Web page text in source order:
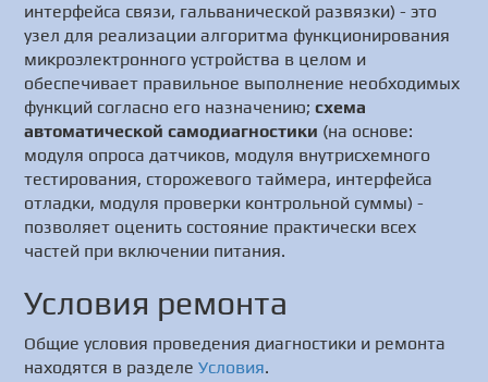
интерфейса связи, гальванической развязки) - это
узел для реализации алгоритма функционирования
микроэлектронного устройства в целом и
обеспечивает правильное выполнение необходимых
функций согласно его назначению;схема
автоматической самодиагностики (на основе:
модуля опроса датчиков, модуля внутрисхемного
тестирования, сторожевого таймера, интерфейса
отладки, модуля проверки контрольной суммы) -
позволяет оценить состояние практически всех
частей при включении питания.
Условия ремонта
Общие условия проведения диагностики и ремонта
находятся в разделеУсловия.